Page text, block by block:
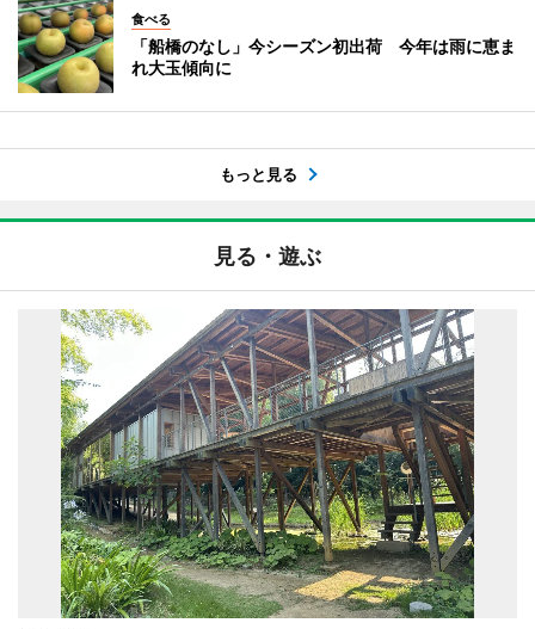
食べる
「船橋のなし」今シーズン初出荷 今年は雨に恵ま
れ大玉傾向に
もっと見る
見る・遊ぶ